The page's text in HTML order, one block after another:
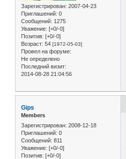
Зарегистрирован: 2007-04-23
Приглашений: 0
Сообщений: 1275
Уважение: [+0/-0]
Позитив: [+0/-0]
Возраст: 54 [1972-05-03]
Провел на форуме:
Не определено
Последний визит:
2014-08-28 21:04:56
Gips
Members
Зарегистрирован: 2008-12-18
Приглашений: 0
Сообщений: 811
Уважение: [+0/-0]
Позитив: [+0/-0]